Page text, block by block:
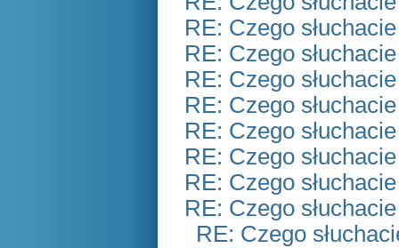
RE: Czego
RE: Czego
RE: Czego
RE: Czego
RE: Czego
RE: Czego
RE: Czego
RE: Czego
RE: Czego